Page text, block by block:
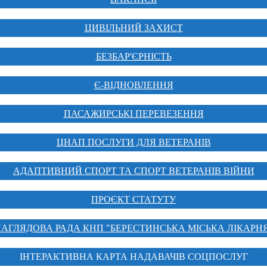
ЦИВІЛЬНИЙ ЗАХИСТ
БЕЗБАР'ЄРНІСТЬ
Є-ВІДНОВЛЕННЯ
ПАСАЖИРСЬКІ ПЕРЕВЕЗЕННЯ
ЦНАП ПОСЛУГИ ДЛЯ ВЕТЕРАНІВ
АДАПТИВНИЙ СПОРТ ТА СПОРТ ВЕТЕРАНІВ ВІЙНИ
ПРОЄКТ СТАТУТУ
РАДА КНП "БЕРЕСТИНСЬКА МІСЬКА
ІНТЕРАКТИВНА КАРТА НАДАВАЧІВ СОЦПОСЛУГ